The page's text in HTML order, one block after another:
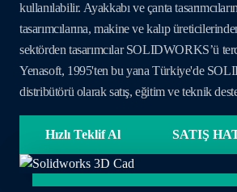
kullanılabilir. Ayakkabı ve çanta
tasarımcılarına, makine ve kalıp
sektörden tasarımcılar SOLIDWORKS’ü
Yenasoft, 1995'ten bu yana Türkiye'de
distribütörü olarak satış, eğitim ve teknik
Hızlı Teklif Al SATIŞ